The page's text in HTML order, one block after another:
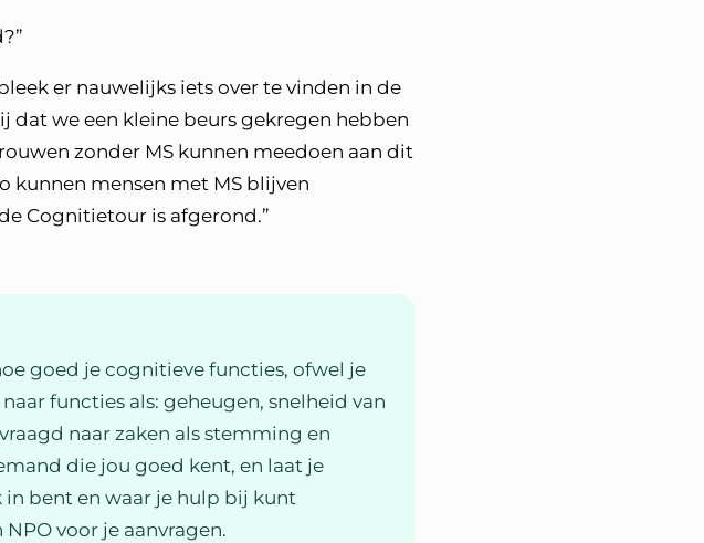
er nauwelijks iets over te vinden in de
we een kleine beurs gekregen hebben
zonder MS kunnen meedoen aan dit
kunnen mensen met MS blijven
Cognitietour is afgerond.”
goed je cognitieve functies, ofwel je
functies als: geheugen, snelheid van
naar zaken als stemming en
die jou goed kent, en laat je
bent en waar je hulp bij kunt
voor je aanvragen.